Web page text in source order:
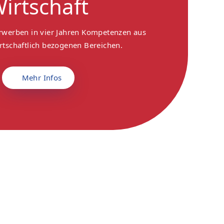
in vier Jahren Kompetenzen aus
bezogenen Bereichen.
Mehr Infos